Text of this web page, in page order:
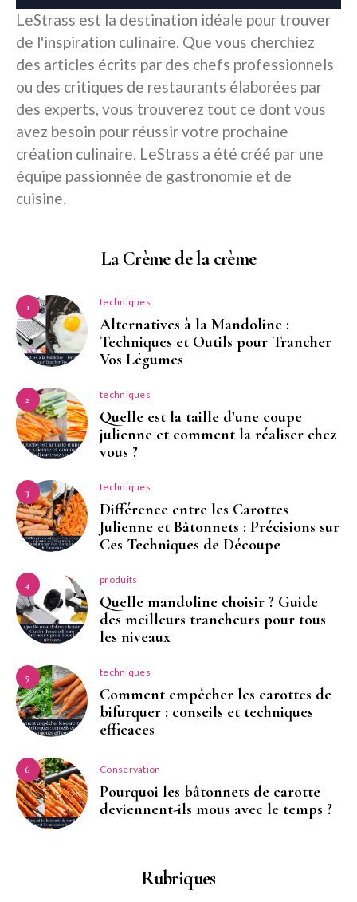
LeStrass est la destination idéale pour trouver
de l'inspiration culinaire. Que vous cherchiez
des articles écrits par des chefs professionnels
ou des critiques de restaurants élaborées par
des experts, vous trouverez tout ce dont vous
avez besoin pour réussir votre prochaine
création culinaire. LeStrass a été créé par une
équipe passionnée de gastronomie et de
cuisine.
La Crème de la crème
1 techniques
Alternatives à la Mandoline :
Techniques et Outils pour Trancher
Vos Légumes
2 techniques
Quelle est la taille d’une coupe
julienne et comment la réaliser chez
vous ?
3 techniques
Différence entre les Carottes
Julienne et Bâtonnets : Précisions sur
Ces Techniques de Découpe
4 produits
Quelle mandoline choisir ? Guide
des meilleurs trancheurs pour tous
les niveaux
5 techniques
Comment empêcher les carottes de
bifurquer : conseils et techniques
efficaces
6 Conservation
Pourquoi les bâtonnets de carotte
deviennent-ils mous avec le temps ?
Rubriques